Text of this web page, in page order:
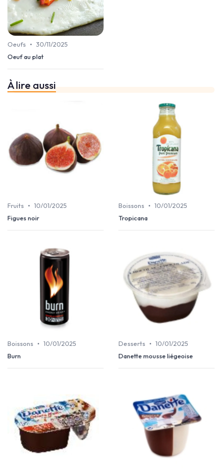
Oeufs • 30/11/2025
Oeuf au plat
À lire aussi
Fruits • 10/01/2025
Figues noir
Boissons • 10/01/2025
Tropicana
Boissons • 10/01/2025
Burn
Desserts • 10/01/2025
Danette mousse liégeoise